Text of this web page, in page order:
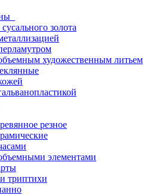
золота
художественным литьем
резное
элементами
триптихи